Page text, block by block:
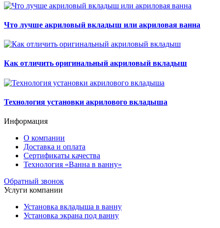
Что лучше акриловый вкладыш или акриловая ванна
Как отличить оригинальный акриловый вкладыш
Технология установки акрилового вкладыша
Информация
О компании
Доставка и оплата
Сертификаты качества
Технология «Ванна в ванну»
Обратный звонок
Услуги компании
Установка вкладыша в ванну
Установка экрана под ванну